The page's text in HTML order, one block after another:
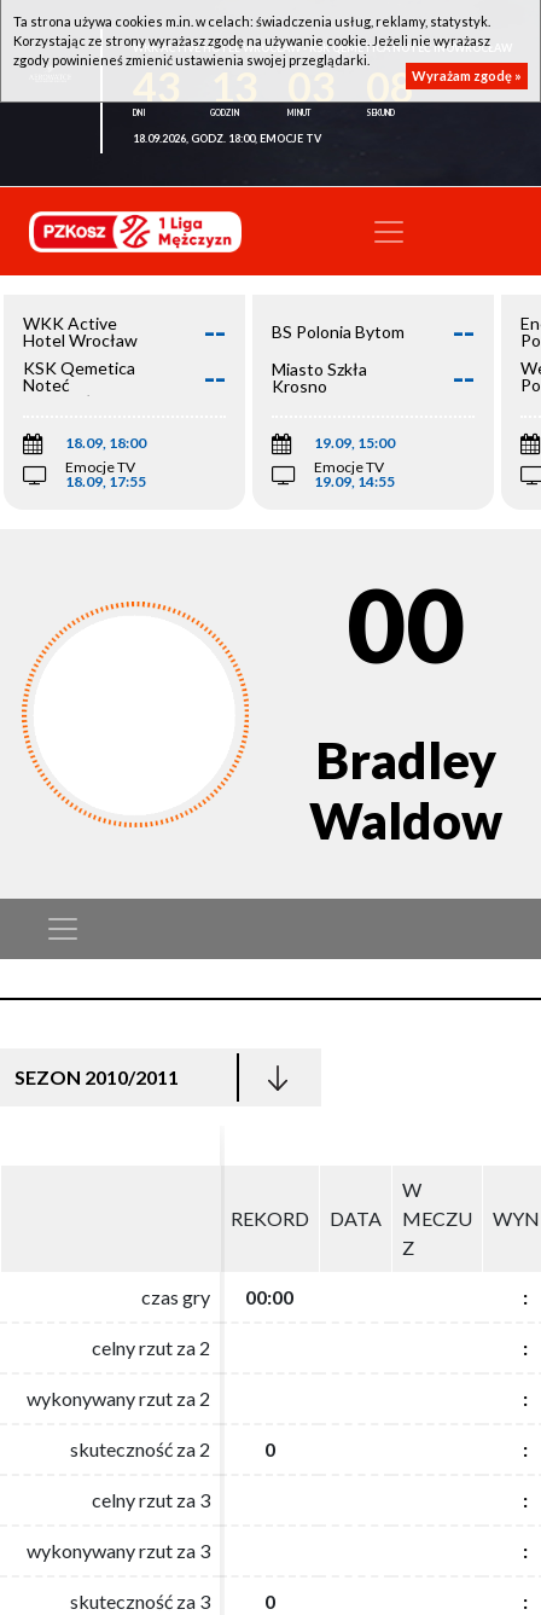
WKK ACTIVE HOTEL WROCŁAW - KSK QEMETICA NOTEĆ INOWROCŁAW
08
18.09.2026, GODZ. 18:00, EMOCJE TV
WKK Active
Hotel Wrocław
--
KSK Qemetica
Noteć
Inowrocław
--
18.09, 18:00
Emocje TV
18.09, 17:55
BS Polonia Bytom --
Miasto Szkła
Krosno
--
19.09, 15:00
Emocje TV
19.09, 14:55
00
Bradley
Waldow
SEZON 2010/2011
REKORD DATA
W
MECZU
Z
czas gry 00:00 :
celny rzut za 2 :
wykonywany rzut za 2 :
skuteczność za 2 0 :
celny rzut za 3 :
wykonywany rzut za 3 :
skuteczność za 3 0 :
REKORD DATA
W
MECZU
Z
czas gry 00:00 :
celny rzut za 2 :
wykonywany rzut za 2 :
skuteczność za 2 0 :
celny rzut za 3 :
wykonywany rzut za 3 :
skuteczność za 3 0 :
Ta strona używa cookies m.in. w celach: świadczenia usług, reklamy, statystyk.
Korzystając ze strony wyrażasz zgodę na używanie cookie. Jeżeli nie wyrażasz
zgody powinieneś zmienić ustawienia swojej przeglądarki.
Wyrażam zgodę »